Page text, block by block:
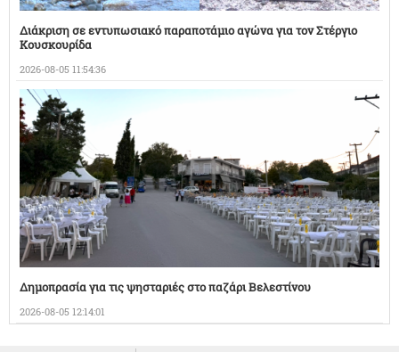
Διάκριση σε εντυπωσιακό παραποτάμιο αγώνα για τον Στέργιο
Κουσκουρίδα
2026-08-05 11:54:36
Δημοπρασία για τις ψησταριές στο παζάρι Βελεστίνου
2026-08-05 12:14:01